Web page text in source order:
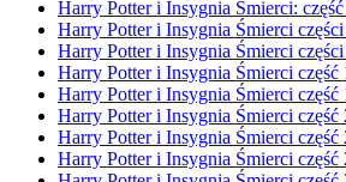
Harry Potter i Insygnia Śmierci:
Harry Potter i Insygnia Śmierci
Harry Potter i Insygnia Śmierci
Harry Potter i Insygnia Śmierci
Harry Potter i Insygnia Śmierci
Harry Potter i Insygnia Śmierci
Harry Potter i Insygnia Śmierci
Harry Potter i Insygnia Śmierci